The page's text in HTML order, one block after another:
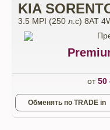
KIA
3.5 MPI (250 л.с) 8AT
от50
Обменять по TRADE in